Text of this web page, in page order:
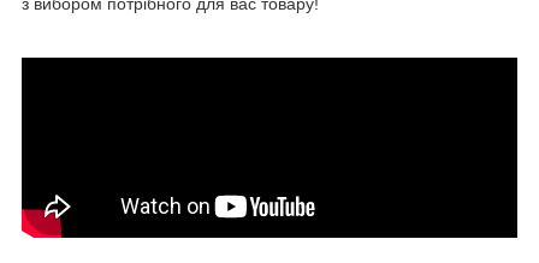
з вибором потрібного для вас товару!